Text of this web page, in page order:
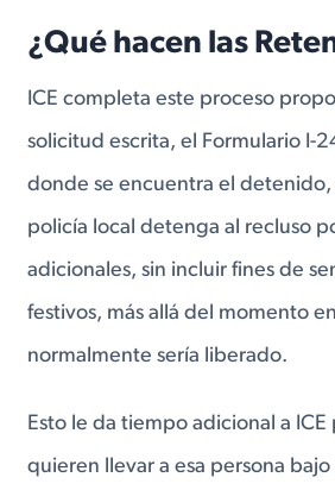
¿Qué hacen las
ICE completa este proceso
solicitud escrita, el Formulario I-
donde se encuentra el detenido,
policía local detenga al recluso
adicionales, sin incluir fines de
festivos, más allá del momento
normalmente sería liberado.
Esto le da tiempo adicional a
quieren llevar a esa persona